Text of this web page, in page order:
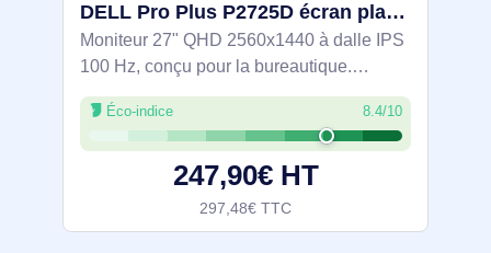
DELL Pro Plus P2725D écran plat de PC 68,6 cm (27") 2560 x 1440 pixels Quad HD LCD Noir, Argent - DELL-P2725D
Moniteur 27" QHD 2560x1440 à dalle IPS
100 Hz, conçu pour la bureautique.
Affichage précis et fluide, sRGB 99 % pour
une colorimétrie fidèle. Confort visuel
certifié TÜV avec ComfortView Plus
Éco-indice 8.4/10
247,90€ HT
297,48€ TTC